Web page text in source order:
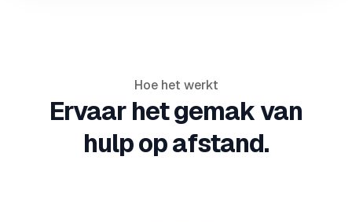
Hoe het werkt
Ervaar het gemak van
hulp op afstand.